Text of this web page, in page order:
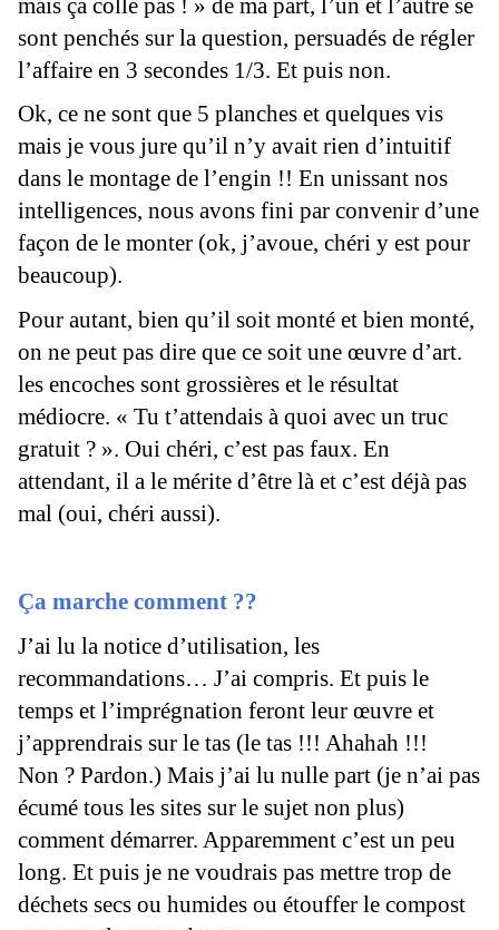
sont penchés sur la question, persuadés de régler
l’affaire en 3 secondes 1/3. Et puis non.
Ok, ce ne sont que 5 planches et quelques vis
mais je vous jure qu’il n’y avait rien d’intuitif
dans le montage de l’engin !! En unissant nos
intelligences, nous avons fini par convenir d’une
façon de le monter (ok, j’avoue, chéri y est pour
beaucoup).
Pour autant, bien qu’il soit monté et bien monté,
on ne peut pas dire que ce soit une œuvre d’art.
les encoches sont grossières et le résultat
médiocre. « Tu t’attendais à quoi avec un truc
gratuit ? ». Oui chéri, c’est pas faux. En
attendant, il a le mérite d’être là et c’est déjà pas
mal (oui, chéri aussi).
Ça marche comment ??
J’ai lu la notice d’utilisation, les
recommandations… J’ai compris. Et puis le
temps et l’imprégnation feront leur œuvre et
j’apprendrais sur le tas (le tas !!! Ahahah !!!
Non ? Pardon.) Mais j’ai lu nulle part (je n’ai pas
écumé tous les sites sur le sujet non plus)
comment démarrer. Apparemment c’est un peu
long. Et puis je ne voudrais pas mettre trop de
déchets secs ou humides ou étouffer le compost